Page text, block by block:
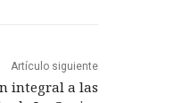
Artículo siguiente
integral a las